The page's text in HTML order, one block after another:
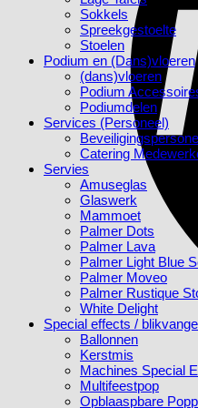
Sokkels
Spreekgestoelte
Stoelen
Podium en (Dans)vloeren
(dans)vloeren
Podium
Podiumdelen
Services (Personeel)
Catering
Servies
Amuseglas
Glaswerk
Mammoet
Palmer Dots
Palmer Lava
Palmer Light Blue
Palmer Moveo
Palmer Rustique
White Delight
Special effects /
Ballonnen
Kerstmis
Machines Special
Multifeestpop
Opblaaspbare